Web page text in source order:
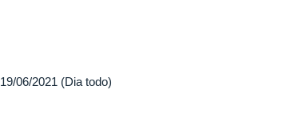
19/06/2021 (Dia todo)